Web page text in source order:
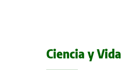
Ciencia y Vida